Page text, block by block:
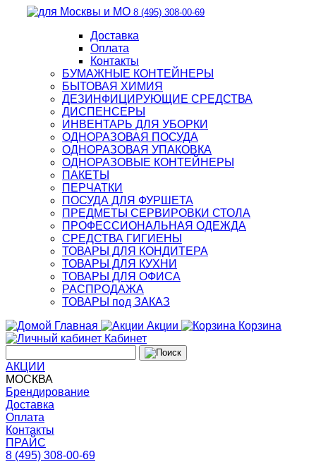
8 (495) 308-00-69
Доставка
Оплата
Контакты
БУМАЖНЫЕ КОНТЕЙНЕРЫ
БЫТОВАЯ ХИМИЯ
ДЕЗИНФИЦИРУЮЩИЕ СРЕДСТВА
ДИСПЕНСЕРЫ
ИНВЕНТАРЬ ДЛЯ УБОРКИ
ОДНОРАЗОВАЯ ПОСУДА
ОДНОРАЗОВАЯ УПАКОВКА
ОДНОРАЗОВЫЕ КОНТЕЙНЕРЫ
ПАКЕТЫ
ПЕРЧАТКИ
ПОСУДА ДЛЯ ФУРШЕТА
ПРЕДМЕТЫ СЕРВИРОВКИ СТОЛА
ПРОФЕССИОНАЛЬНАЯ ОДЕЖДА
СРЕДСТВА ГИГИЕНЫ
ТОВАРЫ ДЛЯ КОНДИТЕРА
ТОВАРЫ ДЛЯ КУХНИ
ТОВАРЫ ДЛЯ ОФИСА
РАСПРОДАЖА
ТОВАРЫ под ЗАКАЗ
Главная
Акции
Корзина
Кабинет
АКЦИИ
МОСКВА
Брендирование
Доставка
Оплата
Контакты
ПРАЙС
8 (495) 308-00-69